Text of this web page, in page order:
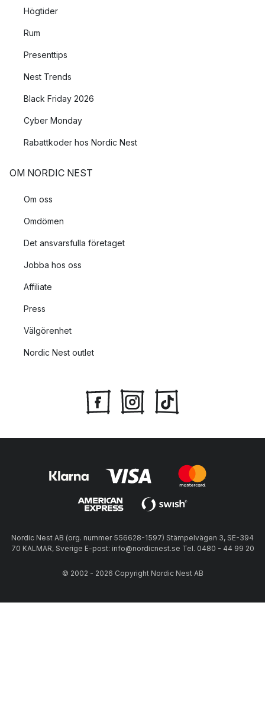
Högtider
Rum
Presenttips
Nest Trends
Black Friday 2026
Cyber Monday
Rabattkoder hos Nordic Nest
OM NORDIC NEST
Om oss
Omdömen
Det ansvarsfulla företaget
Jobba hos oss
Affiliate
Press
Välgörenhet
Nordic Nest outlet
Nordic Nest AB (org. nummer 556628-1597) Stämpelvägen 3, SE-394
70 KALMAR, Sverige E-post: info@nordicnest.se Tel. 0480 - 44 99 20
© 2002 - 2026 Copyright Nordic Nest AB